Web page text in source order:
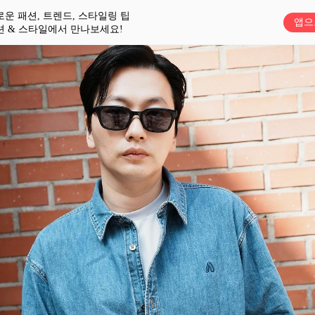
운 패션, 트렌드, 스타일링 팁
& 스타일에서 만나보세요!
앱